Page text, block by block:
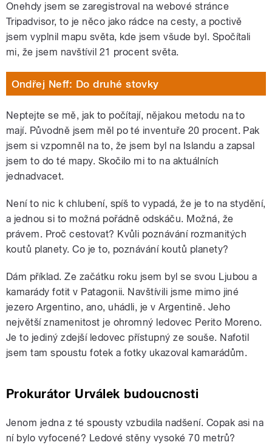
Onehdy jsem se zaregistroval na webové stránce
Tripadvisor, to je něco jako rádce na cesty, a poctivě
jsem vyplnil mapu světa, kde jsem všude byl. Spočítali
mi, že jsem navštívil 21 procent světa.
Ondřej Neff: Do druhé stovky
Neptejte se mě, jak to počítají, nějakou metodu na to
mají. Původně jsem měl po té inventuře 20 procent. Pak
jsem si vzpomněl na to, že jsem byl na Islandu a zapsal
jsem to do té mapy. Skočilo mi to na aktuálních
jednadvacet.
Není to nic k chlubení, spíš to vypadá, že je to na stydění,
a jednou si to možná pořádně odskáču. Možná, že
právem. Proč cestovat? Kvůli poznávání rozmanitých
koutů planety. Co je to, poznávání koutů planety?
Dám příklad. Ze začátku roku jsem byl se svou Ljubou a
kamarády fotit v Patagonii. Navštívili jsme mimo jiné
jezero Argentino, ano, uhádli, je v Argentině. Jeho
největší znamenitost je ohromný ledovec Perito Moreno.
Je to jediný zdejší ledovec přístupný ze souše. Nafotil
jsem tam spoustu fotek a fotky ukazoval kamarádům.
Prokurátor Urválek budoucnosti
Jenom jedna z té spousty vzbudila nadšení. Copak asi na
ní bylo vyfocené? Ledové stěny vysoké 70 metrů?